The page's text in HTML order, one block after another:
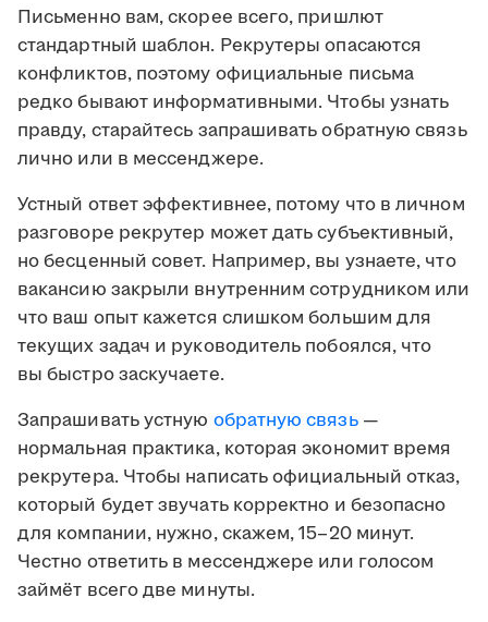
Письменно вам, скорее всего, пришлют
стандартный шаблон. Рекрутеры опасаются
конфликтов, поэтому официальные письма
редко бывают информативными. Чтобы узнать
правду, старайтесь запрашивать обратную связь
лично или в мессенджере.
Устный ответ эффективнее, потому что в личном
разговоре рекрутер может дать субъективный,
но бесценный совет. Например, вы узнаете, что
вакансию закрыли внутренним сотрудником или
что ваш опыт кажется слишком большим для
текущих задач и руководитель побоялся, что
вы быстро заскучаете.
Запрашивать устную обратную связь—
нормальная практика, которая экономит время
рекрутера. Чтобы написать официальный отказ,
который будет звучать корректно и безопасно
для компании, нужно, скажем, 15–20 минут.
Честно ответить в мессенджере или голосом
займёт всего две минуты.